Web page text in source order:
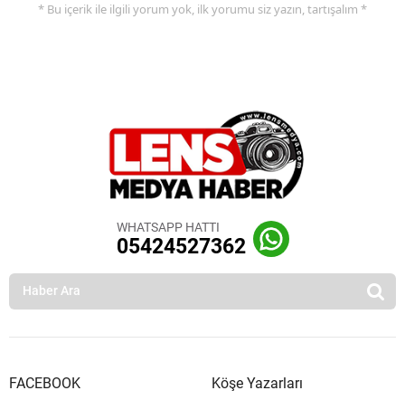
* Bu içerik ile ilgili yorum yok, ilk yorumu siz yazın, tartışalım *
WHATSAPP HATTI
05424527362
FACEBOOK Köşe Yazarları